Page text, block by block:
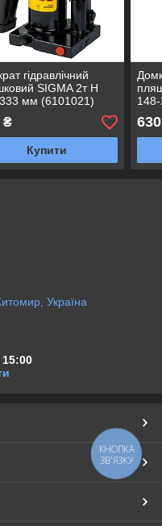
гідравлічний
SIGMA 2т H
мм (6101021)
₴
Купити
630
Україна
КНОПКА
ЗВ'ЯЗКУ